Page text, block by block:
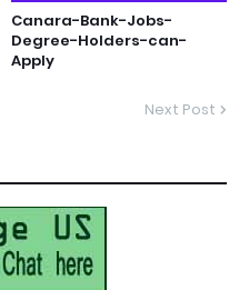
Canara-Bank-Jobs-
Degree-Holders-can-
Apply
Next Post